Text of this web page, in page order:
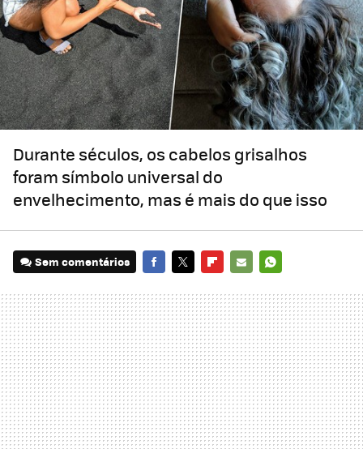
Durante séculos, os cabelos grisalhos
foram símbolo universal do
envelhecimento, mas é mais do que isso
Sem comentários
MAIL